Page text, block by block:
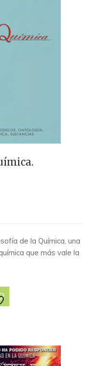
de la Química, una
que más vale la